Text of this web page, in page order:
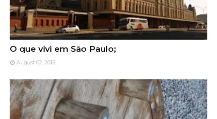
O que vivi em São Paulo;
August 02, 2015